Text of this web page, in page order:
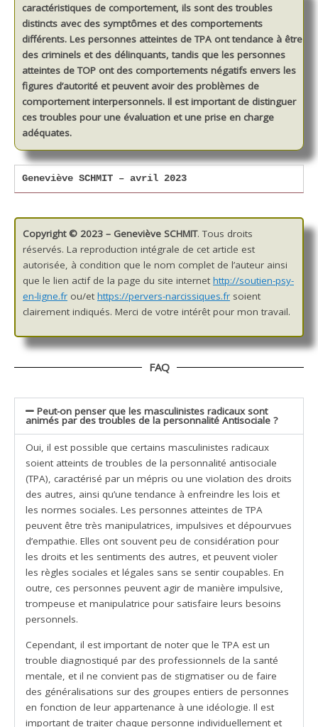
caractéristiques de comportement, ils sont des troubles
distincts avec des symptômes et des comportements
différents. Les personnes atteintes de TPA ont tendance à être
des criminels et des délinquants, tandis que les personnes
atteintes de TOP ont des comportements négatifs envers les
figures d’autorité et peuvent avoir des problèmes de
comportement interpersonnels. Il est important de distinguer
ces troubles pour une évaluation et une prise en charge
adéquates.
Geneviève SCHMIT – avril 2023
Copyright © 2023 – Geneviève SCHMIT. Tous droits
réservés. La reproduction intégrale de cet article est
autorisée, à condition que le nom complet de l’auteur ainsi
que le lien actif de la page du site internet http://soutien-psy-
en-ligne.fr ou/et https://pervers-narcissiques.fr soient
clairement indiqués. Merci de votre intérêt pour mon travail.
FAQ
Peut-on penser que les masculinistes radicaux sont
animés par des troubles de la personnalité Antisociale ?
Oui, il est possible que certains masculinistes radicaux
soient atteints de troubles de la personnalité antisociale
(TPA), caractérisé par un mépris ou une violation des droits
des autres, ainsi qu’une tendance à enfreindre les lois et
les normes sociales. Les personnes atteintes de TPA
peuvent être très manipulatrices, impulsives et dépourvues
d’empathie. Elles ont souvent peu de considération pour
les droits et les sentiments des autres, et peuvent violer
les règles sociales et légales sans se sentir coupables. En
outre, ces personnes peuvent agir de manière impulsive,
trompeuse et manipulatrice pour satisfaire leurs besoins
personnels.
Cependant, il est important de noter que le TPA est un
trouble diagnostiqué par des professionnels de la santé
mentale, et il ne convient pas de stigmatiser ou de faire
des généralisations sur des groupes entiers de personnes
en fonction de leur appartenance à une idéologie. Il est
important de traiter chaque personne individuellement et